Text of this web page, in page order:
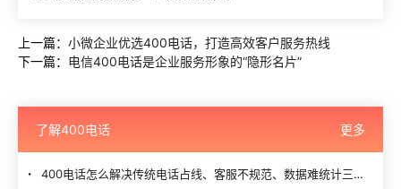
上一篇： 小微企业优选400电话，打造高效客户服务热线
下一篇： 电信400电话是企业服务形象的“隐形名片”
了解400电话 更多
400电话怎么解决传统电话占线、客服不规范、数据难统计三大难题？